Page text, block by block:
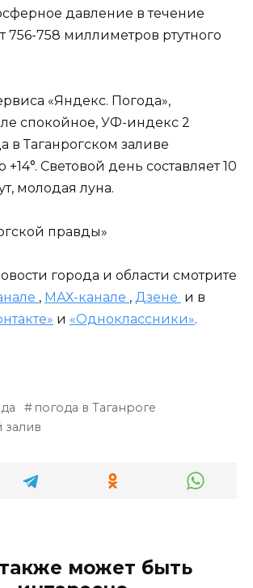
давление в течение
756-758 миллиметров ртутного
«Яндекс. Погода»,
спокойное, УФ-индекс 2
в Таганрогском заливе
+14°. Световой день составляет 10
молодая луна.
правды»
города и области смотрите
, МАХ-канале , Дзене и в
и «Одноклассники».
погода в Таганроге
залив
может быть